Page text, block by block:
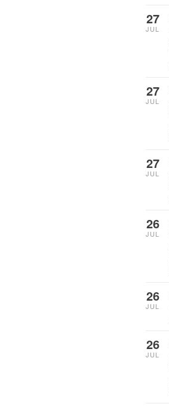
27
JUL
27
JUL
27
JUL
26
JUL
26
JUL
26
JUL